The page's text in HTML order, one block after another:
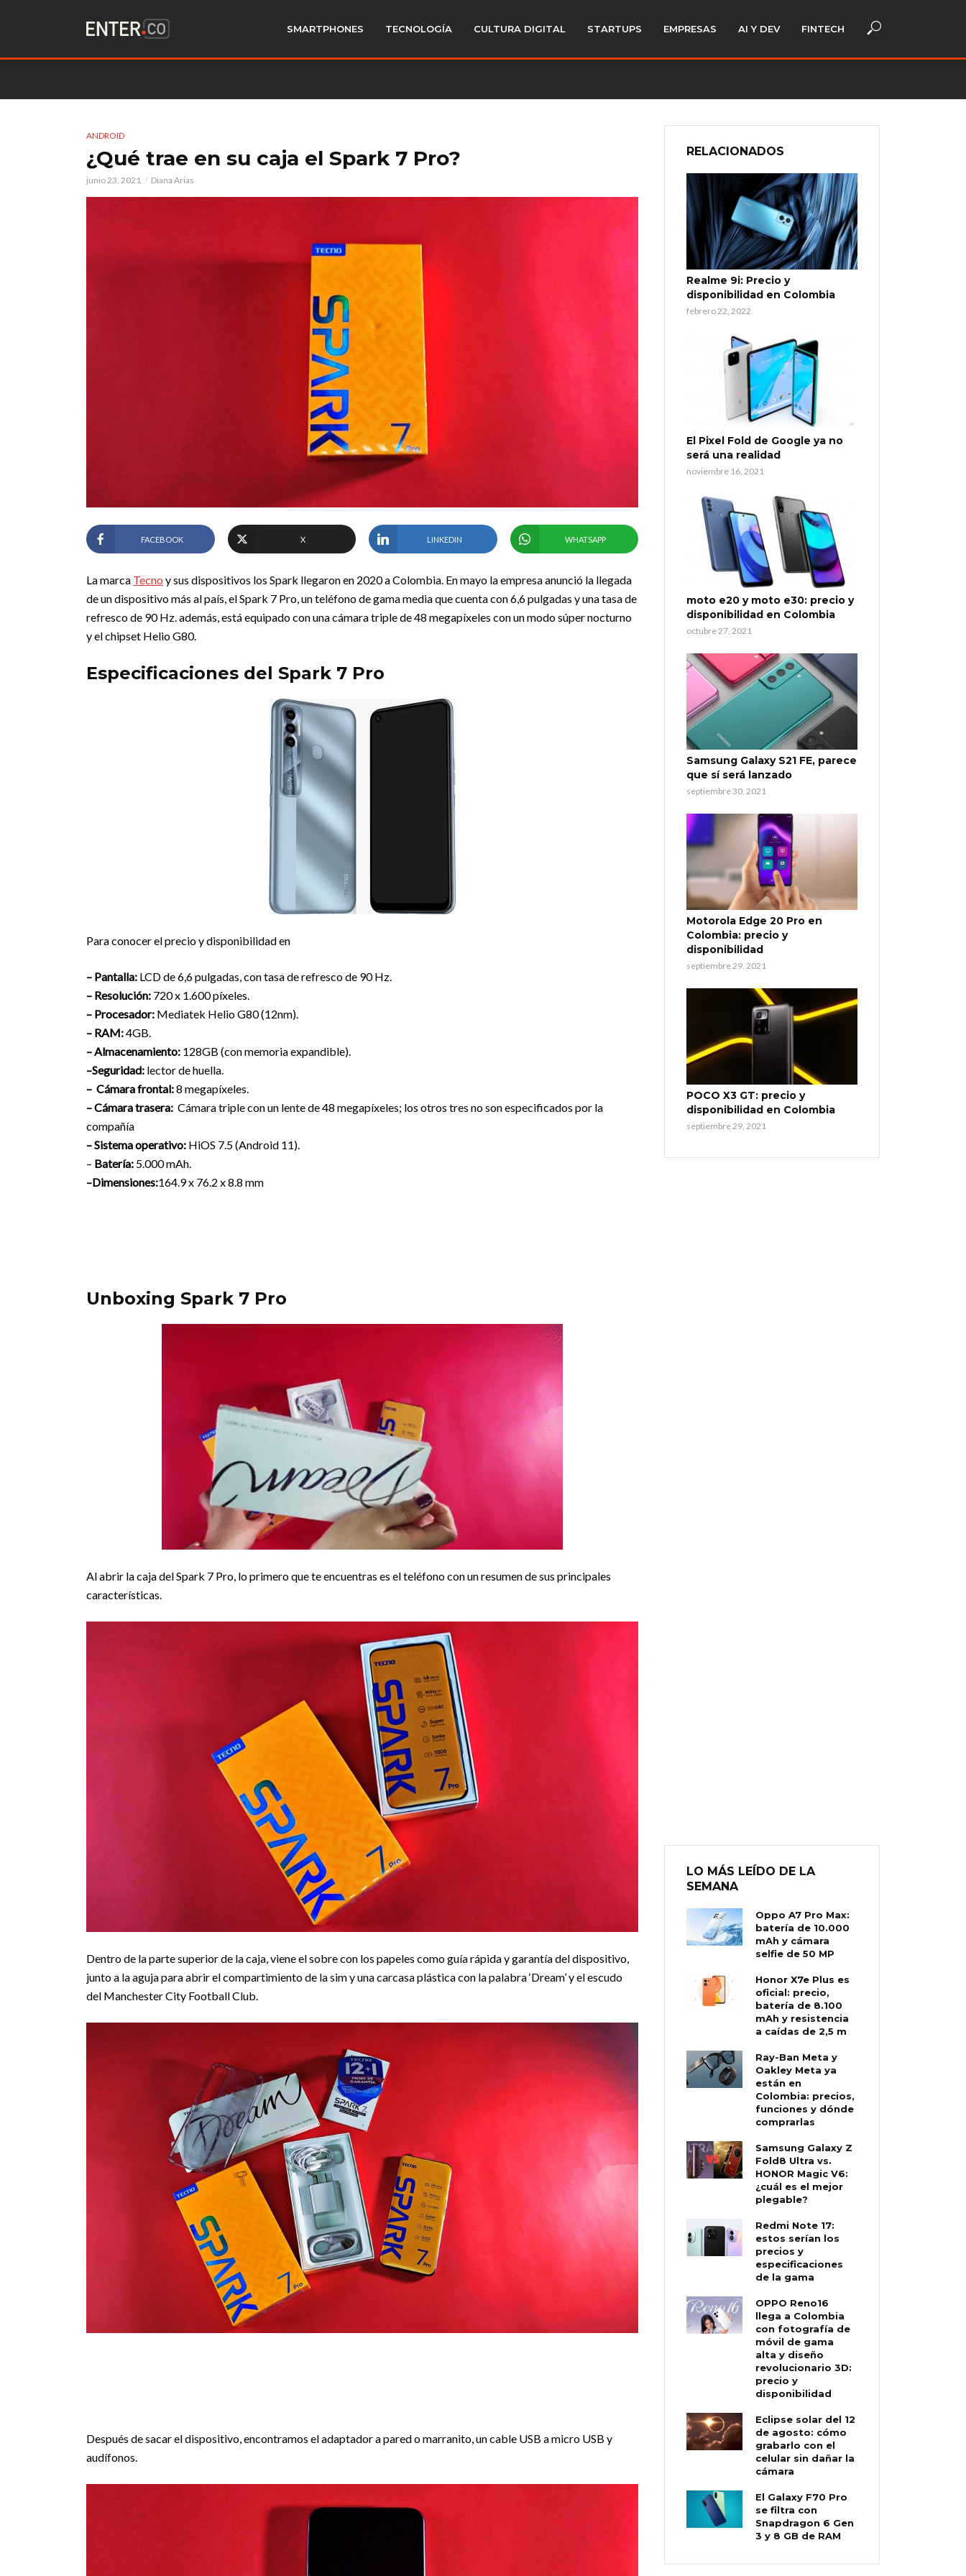
SMARTPHONES TECNOLOGÍA CULTURA DIGITAL STARTUPS EMPRESAS AI Y DEV FINTECH
ANDROID
¿Qué trae en su caja el Spark 7 Pro?
junio 23, 2021 Diana Arias
FACEBOOK X LINKEDIN WHATSAPP
La marca Tecno y sus dispositivos los Spark llegaron en 2020 a Colombia. En mayo la empresa anunció la llegada
de un dispositivo más al país, el Spark 7 Pro, un teléfono de gama media que cuenta con 6,6 pulgadas y una tasa de
refresco de 90 Hz. además, está equipado con una cámara triple de 48 megapíxeles con un modo súper nocturno
y el chipset Helio G80.
Especificaciones del Spark 7 Pro
Para conocer el precio y disponibilidad en
– Pantalla: LCD de 6,6 pulgadas, con tasa de refresco de 90 Hz.
– Resolución: 720 x 1.600 píxeles.
– Procesador: Mediatek Helio G80 (12nm).
– RAM:4GB.
– Almacenamiento: 128GB (con memoria expandible).
–Seguridad: lector de huella.
– Cámara frontal:8 megapíxeles.
– Cámara trasera: Cámara triple con un lente de 48 megapíxeles; los otros tres no son especificados por la
compañía
– Sistema operativo: HiOS 7.5 (Android 11).
– Batería: 5.000 mAh.
–Dimensiones:164.9 x 76.2 x 8.8 mm
Unboxing Spark 7 Pro
Al abrir la caja del Spark 7 Pro, lo primero que te encuentras es el teléfono con un resumen de sus principales
características.
Dentro de la parte superior de la caja, viene el sobre con los papeles como guía rápida y garantía del dispositivo,
junto a la aguja para abrir el compartimiento de la sim y una carcasa plástica con la palabra ‘Dream’ y el escudo
del Manchester City Football Club.
Después de sacar el dispositivo, encontramos el adaptador a pared o marranito, un cable USB a micro USB y
audífonos.
RELACIONADOS
Realme 9i: Precio y
disponibilidad en Colombia
febrero 22, 2022
El Pixel Fold de Google ya no
será una realidad
noviembre 16, 2021
moto e20 y moto e30: precio y
disponibilidad en Colombia
octubre 27, 2021
Samsung Galaxy S21 FE, parece
que sí será lanzado
septiembre 30, 2021
Motorola Edge 20 Pro en
Colombia: precio y
disponibilidad
septiembre 29, 2021
POCO X3 GT: precio y
disponibilidad en Colombia
septiembre 29, 2021
LO MÁS LEÍDO DE LA
SEMANA
Oppo A7 Pro Max:
batería de 10.000
mAh y cámara
selfie de 50 MP
Honor X7e Plus es
oficial: precio,
batería de 8.100
mAh y resistencia
a caídas de 2,5 m
Ray-Ban Meta y
Oakley Meta ya
están en
Colombia: precios,
funciones y dónde
comprarlas
Samsung Galaxy Z
Fold8 Ultra vs.
HONOR Magic V6:
¿cuál es el mejor
plegable?
Redmi Note 17:
estos serían los
precios y
especificaciones
de la gama
OPPO Reno16
llega a Colombia
con fotografía de
móvil de gama
alta y diseño
revolucionario 3D:
precio y
disponibilidad
Eclipse solar del 12
de agosto: cómo
grabarlo con el
celular sin dañar la
cámara
El Galaxy F70 Pro
se filtra con
Snapdragon 6 Gen
3 y 8 GB de RAM